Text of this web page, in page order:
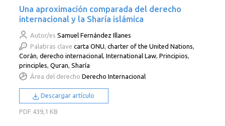
Una aproximación comparada del derecho
internacional y la Sharía islámica
Autor/es Samuel Fernández Illanes
Palabras clave carta ONU,charter of the United Nations,
Corán,derecho internacional,International Law,Principios,
principles,Quran,Sharía
Área del derecho Derecho Internacional
Descargar artículo
PDF 439,1 KB